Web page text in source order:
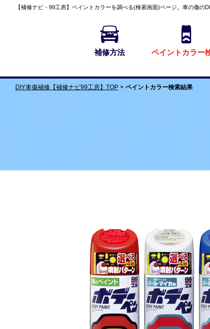
【補修ナビ・99工房】 ペイントカラーを調べる(検索画面)ページ。車の傷の
補修方法 ペイントカラー
DIY車傷補修【補修ナビ99工房】TOP ペイントカラー検索結果